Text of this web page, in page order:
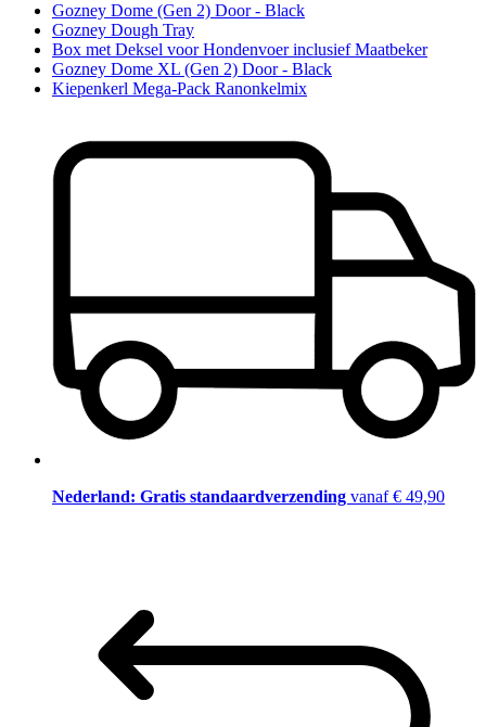
Gozney Dome (Gen 2) Door - Black
Gozney Dough Tray
Box met Deksel voor Hondenvoer inclusief Maatbeker
Gozney Dome XL (Gen 2) Door - Black
Kiepenkerl Mega-Pack Ranonkelmix
Nederland: Gratis standaardverzending vanaf € 49,90